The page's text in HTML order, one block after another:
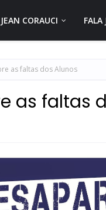
JEAN CORAUCI FALA
as faltas dos Alunos
as faltas